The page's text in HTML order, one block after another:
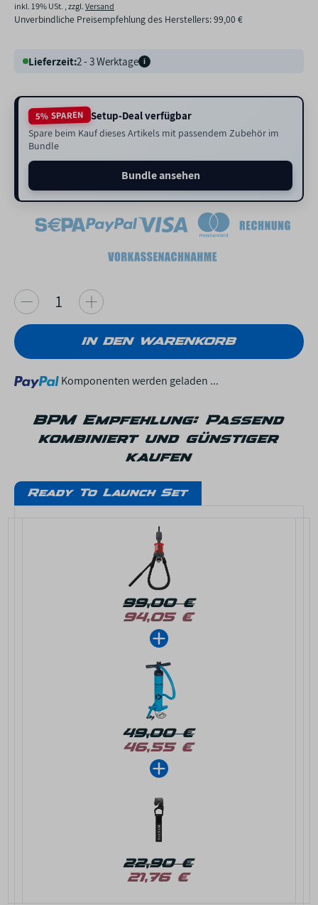
inkl. 19% USt. , zzgl.Versand
Unverbindliche Preisempfehlung des Herstellers:99,00 €
Lieferzeit:2 - 3 Werktage i
5% SPAREN Setup-Deal verfügbar
Spare beim Kauf dieses Artikels mit passendem Zubehör im
Bundle
Bundle ansehen
IN DEN WARENKORB
Loading...Komponenten werden geladen ...
BPM Empfehlung: Passend
kombiniert und günstiger
kaufen
Ready To Launch Set
94,05 €
99,00 €
46,55 €
49,00 €
21,76 €
22,90 €